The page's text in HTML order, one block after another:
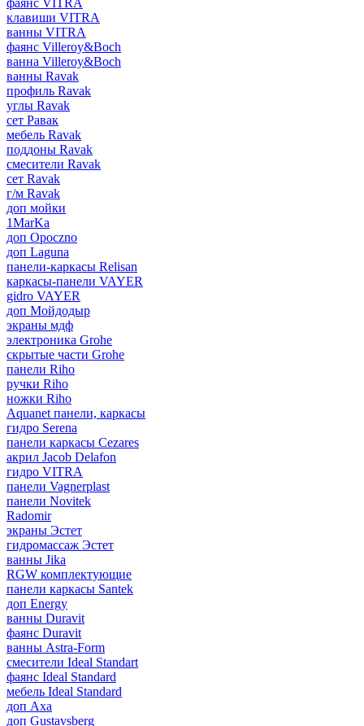
фаянс VITRA
клавиши VITRA
ванны VITRA
фаянс Villeroy&Boch
ванна Villeroy&Boch
ванны Ravak
профиль Ravak
углы Ravak
сет Равак
мебель Ravak
поддоны Ravak
смесители Ravak
сет Ravak
г/м Ravak
доп мойки
1MarKa
доп Opoczno
доп Laguna
панели-каркасы Relisan
каркасы-панели VAYER
gidro VAYER
доп Мойдодыр
экраны мдф
электроника Grohe
скрытые части Grohe
панели Riho
ручки Riho
ножки Riho
Aquanet панели, каркасы
гидро Serena
панели каркасы Cezares
акрил Jacob Delafon
гидро VITRA
панели Vagnerplast
панели Novitek
Radomir
экраны Эстет
гидромассаж Эстет
ванны Jika
RGW комплектующие
панели каркасы Santek
доп Energy
ванны Duravit
фаянс Duravit
ванны Astra-Form
смесители Ideal Standart
фаянс Ideal Standard
мебель Ideal Standard
доп Axa
доп Gustavsberg